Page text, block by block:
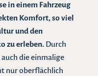
in einem Fahrzeug
Komfort, so viel
und den
zu erleben. Durch
die einmalige
nur oberflächlich